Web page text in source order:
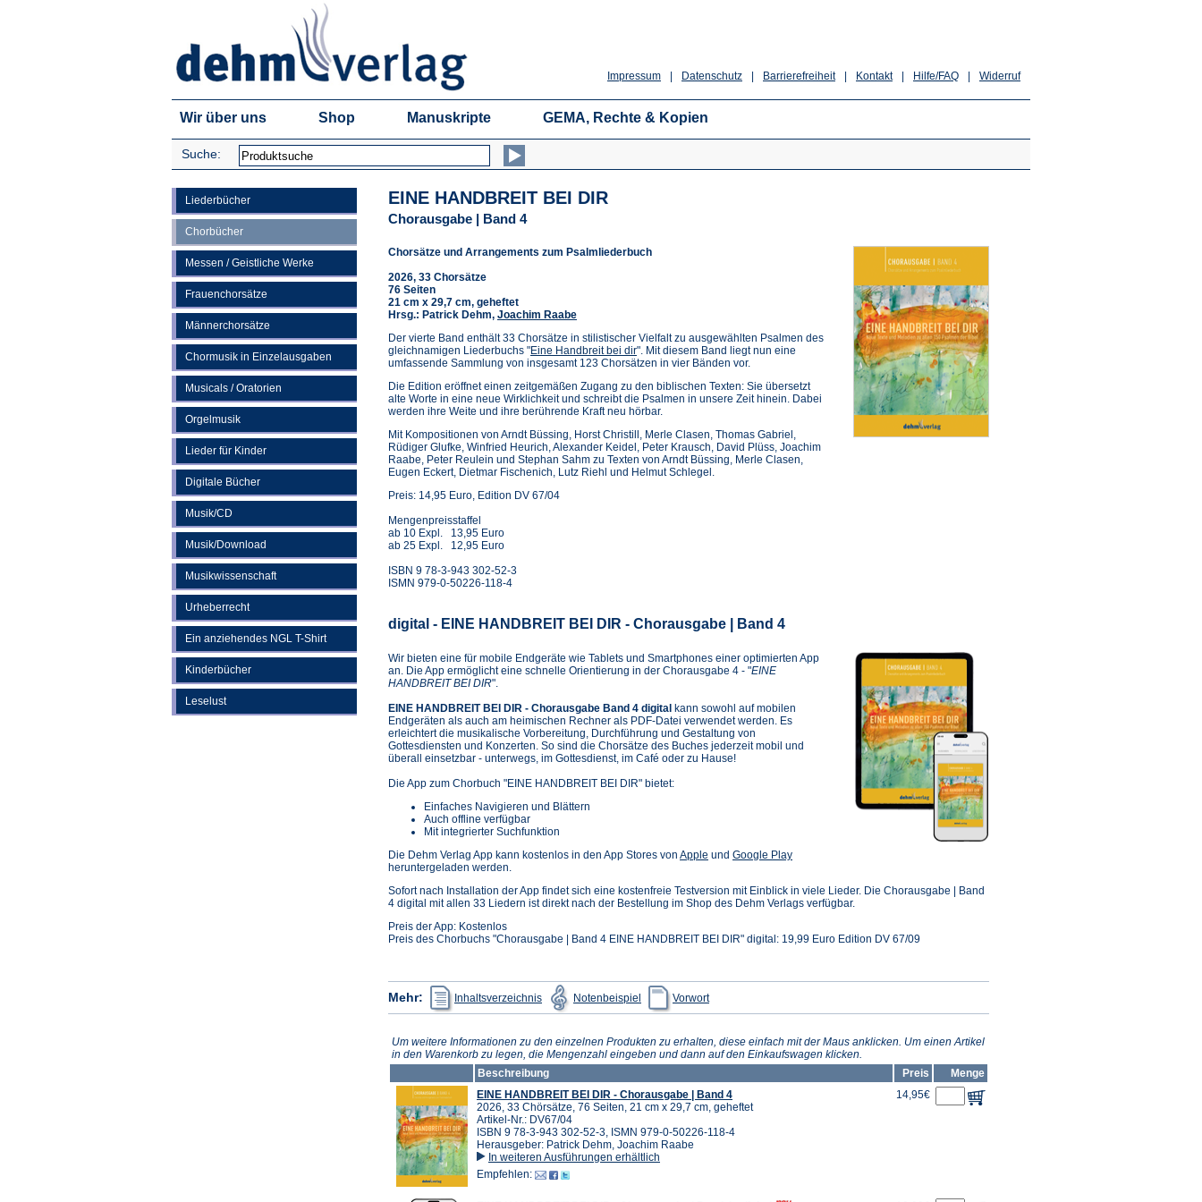
Widerruf
Hilfe/FAQ
Kontakt
Barrierefreiheit
Datenschutz
Impressum
Wir über uns Shop Manuskripte GEMA, Rechte & Kopien
Suche:
Liederbücher
Chorbücher
Messen / Geistliche Werke
Frauenchorsätze
Männerchorsätze
Chormusik in Einzelausgaben
Musicals / Oratorien
Orgelmusik
Lieder für Kinder
Digitale Bücher
Musik/CD
Musik/Download
Musikwissenschaft
Urheberrecht
Ein anziehendes NGL T-Shirt
Kinderbücher
Leselust
EINE HANDBREIT BEI DIR
Chorausgabe | Band 4
Chorsätze und Arrangements zum Psalmliederbuch
2026, 33 Chorsätze
76 Seiten
21 cm x 29,7 cm, geheftet
Hrsg.: Patrick Dehm, Joachim Raabe
Der vierte Band enthält 33 Chorsätze in stilistischer Vielfalt zu ausgewählten Psalmen des
gleichnamigen Liederbuchs "Eine Handbreit bei dir". Mit diesem Band liegt nun eine
umfassende Sammlung von insgesamt 123 Chorsätzen in vier Bänden vor.
Die Edition eröffnet einen zeitgemäßen Zugang zu den biblischen Texten: Sie übersetzt
alte Worte in eine neue Wirklichkeit und schreibt die Psalmen in unsere Zeit hinein. Dabei
werden ihre Weite und ihre berührende Kraft neu hörbar.
Mit Kompositionen von Arndt Büssing, Horst Christill, Merle Clasen, Thomas Gabriel,
Rüdiger Glufke, Winfried Heurich, Alexander Keidel, Peter Krausch, David Plüss, Joachim
Raabe, Peter Reulein und Stephan Sahm zu Texten von Arndt Büssing, Merle Clasen,
Eugen Eckert, Dietmar Fischenich, Lutz Riehl und Helmut Schlegel.
Preis: 14,95 Euro, Edition DV 67/04
Mengenpreisstaffel
ab 10 Expl. 13,95 Euro
ab 25 Expl. 12,95 Euro
ISBN 9 78-3-943 302-52-3
ISMN 979-0-50226-118-4
digital - EINE HANDBREIT BEI DIR - Chorausgabe | Band 4
Wir bieten eine für mobile Endgeräte wie Tablets und Smartphones einer optimierten App
an. Die App ermöglicht eine schnelle Orientierung in der Chorausgabe 4 - "EINE
HANDBREIT BEI DIR".
EINE HANDBREIT BEI DIR - Chorausgabe Band 4 digital kann sowohl auf mobilen
Endgeräten als auch am heimischen Rechner als PDF-Datei verwendet werden. Es
erleichtert die musikalische Vorbereitung, Durchführung und Gestaltung von
Gottesdiensten und Konzerten. So sind die Chorsätze des Buches jederzeit mobil und
überall einsetzbar - unterwegs, im Gottesdienst, im Café oder zu Hause!
Die App zum Chorbuch "EINE HANDBREIT BEI DIR" bietet:
Einfaches Navigieren und Blättern
Auch offline verfügbar
Mit integrierter Suchfunktion
Die Dehm Verlag App kann kostenlos in den App Stores von Apple (Öffnet
neuen
Tab)
und Google Play(Öffnet
neuen
Tab)
heruntergeladen werden.
Sofort nach Installation der App findet sich eine kostenfreie Testversion mit Einblick in viele Lieder. Die Chorausgabe | Band
4 digital mit allen 33 Liedern ist direkt nach der Bestellung im Shop des Dehm Verlags verfügbar.
Preis der App: Kostenlos
Preis des Chorbuchs "Chorausgabe | Band 4 EINE HANDBREIT BEI DIR" digital: 19,99 Euro Edition DV 67/09
Mehr: Inhaltsverzeichnis
(Öffnet
in
einem
Tab)
Notenbeispiel
(Öffnet
in
einem
Tab)
Vorwortin
einem
Tab)
Um weitere Informationen zu den einzelnen Produkten zu erhalten, diese einfach mit der Maus anklicken. Um einen Artikel
in den Warenkorb zu legen, die Mengenzahl eingeben und dann auf den Einkaufswagen klicken.
Beschreibung
Preis
Menge
EINE HANDBREIT BEI DIR - Chorausgabe | Band 4
2026, 33 Chörsätze, 76 Seiten, 21 cm x 29,7 cm, geheftet
Artikel-Nr.: DV67/04
ISBN 9 78-3-943 302-52-3, ISMN 979-0-50226-118-4
Herausgeber: Patrick Dehm, Joachim Raabe
In weiteren Ausführungen erhältlich
Empfehlen:
14,95€